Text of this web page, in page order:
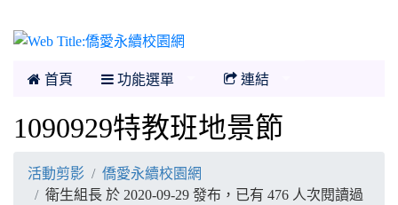
首頁 功能選單 連結
1090929特教班地景節
活動剪影
僑愛永續校園網
衛生組長 於 2020-09-29 發布，已有 476 人次閱讀過